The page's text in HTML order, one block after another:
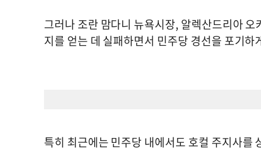
그러나 조란 맘다니 뉴욕시장, 알렉산드리아
지를 얻는 데 실패하면서 민주당 경선을 포기하
특히 최근에는 민주당 내에서도 호컬 주지사